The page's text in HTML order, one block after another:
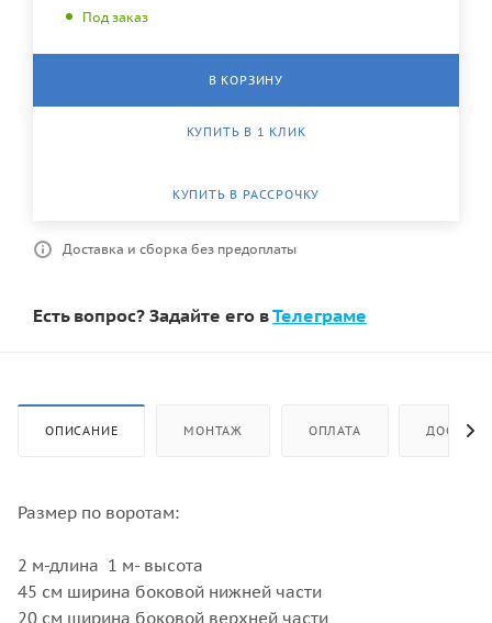
Под заказ
В КОРЗИНУ
КУПИТЬ В 1 КЛИК
КУПИТЬ В РАССРОЧКУ
Доставка и сборка без предоплаты
Есть вопрос? Задайте его вТелеграме
ОПИСАНИЕ МОНТАЖ ОПЛАТА
Размер по воротам:
2 м-длина 1 м- высота
45 см ширина боковой нижней части
20 см ширина боковой верхней части